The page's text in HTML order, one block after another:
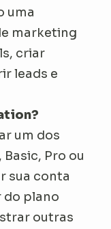
uma
marketing
criar
leads e
um dos
Pro ou
sua conta
do plano
outras